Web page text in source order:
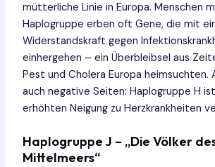
mütterliche Linie in Europa. Menschen
Haplogruppe erben oft Gene, die mit
Widerstandskraft gegen
einhergehen – ein Überbleibsel aus
Pest und Cholera Europa heimsuchten.
auch negative Seiten: Haplogruppe H
erhöhten Neigung zu Herzkrankheiten
Haplogruppe J – „Die Völker
Mittelmeers“